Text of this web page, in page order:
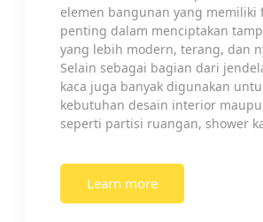
elemen bangunan yang memiliki
penting dalam menciptakan
yang lebih modern, terang, dan
Selain sebagai bagian dari
kaca juga banyak digunakan
kebutuhan desain interior
seperti partisi ruangan, shower
Learn more